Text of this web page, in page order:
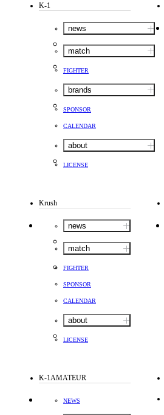
K-1
news
match
FIGHTER
brands
SPONSOR
CALENDAR
about
LICENSE
Krush
news
match
FIGHTER
SPONSOR
CALENDAR
about
LICENSE
K-1AMATEUR
NEWS